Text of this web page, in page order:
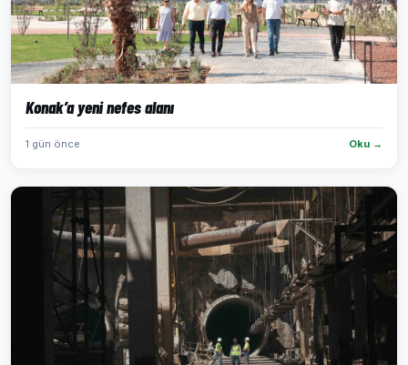
Konak’a yeni nefes alanı
1 gün önce Oku →